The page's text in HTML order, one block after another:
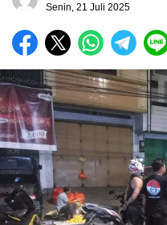
Senin, 21 Juli 2025